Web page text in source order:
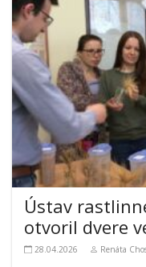
Ústav
otvoril dvere
28.04.2026 Renáta